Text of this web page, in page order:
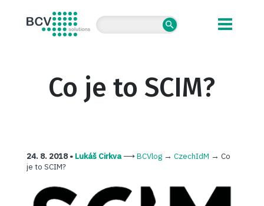
BCV solutions s.r.o.
Co je to SCIM?
24. 8. 2018 • Lukáš Cirkva⟶BCVlog→ CzechIdM → Co
je to SCIM?